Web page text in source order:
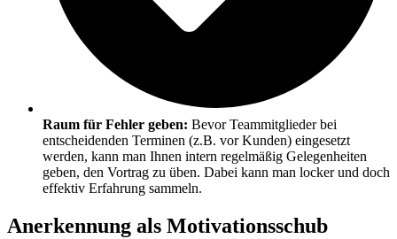
Raum für Fehler geben: Bevor Teammitglieder bei
entscheidenden Terminen (z.B. vor Kunden) eingesetzt
werden, kann man Ihnen intern regelmäßig Gelegenheiten
geben, den Vortrag zu üben. Dabei kann man locker und doch
effektiv Erfahrung sammeln.
Anerkennung als Motivationsschub